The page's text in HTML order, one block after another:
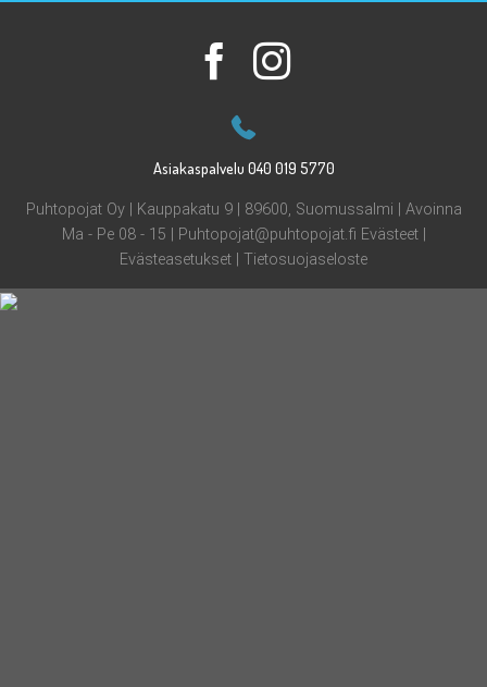
Asiakaspalvelu 040 019 5770
Puhtopojat Oy | Kauppakatu 9 | 89600, Suomussalmi | Avoinna
Ma - Pe 08 - 15 |
Puhtopojat@puhtopojat.fi Evästeet|
Evästeasetukset
Tietosuojaseloste